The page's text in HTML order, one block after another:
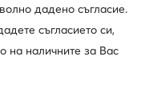
много места.
клуба, удължен
Отключете
дадено съгласие.
съгласието си,
на наличните за Вас